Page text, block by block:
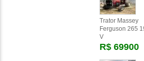
Trator Massey
Ferguson 265
V
R$ 69900